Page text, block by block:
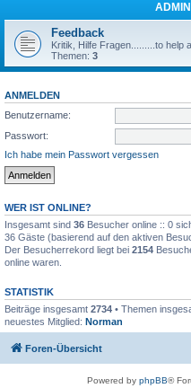
Feedback
Kritik, Hilfe Fragen.........to help
Themen: 3
ANMELDEN
Benutzername:
Passwort:
Ich habe mein Passwort vergessen
WER IST ONLINE?
Insgesamt sind 36 Besucher online :: 0
36 Gäste (basierend auf den aktiven
Der Besucherrekord liegt bei 2154
online waren.
STATISTIK
Beiträge insgesamt 2734 • Themen
neuestes Mitglied: Norman
Foren-Übersicht
Powered by phpBB®